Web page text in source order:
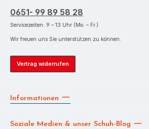
0651- 99 89 58 28
Servicezeiten: 9 – 13 Uhr (Mo. – Fr.)
Wir freuen uns Sie unterstützen zu können.
Vertrag widerrufen
Informationen
Soziale Medien & unser Schuh-Blog